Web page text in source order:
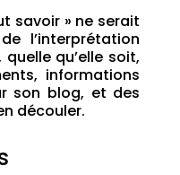
savoir » ne serait
l’interprétation
qu’elle soit,
informations
son blog, et des
découler.